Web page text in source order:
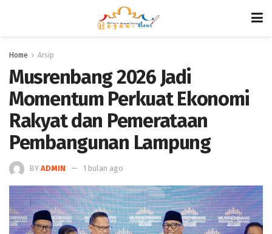
Home Arsip
Musrenbang 2026 Jadi
Momentum Perkuat Ekonomi
Rakyat dan Pemerataan
Pembangunan Lampung
BY ADMIN 1 bulan ago